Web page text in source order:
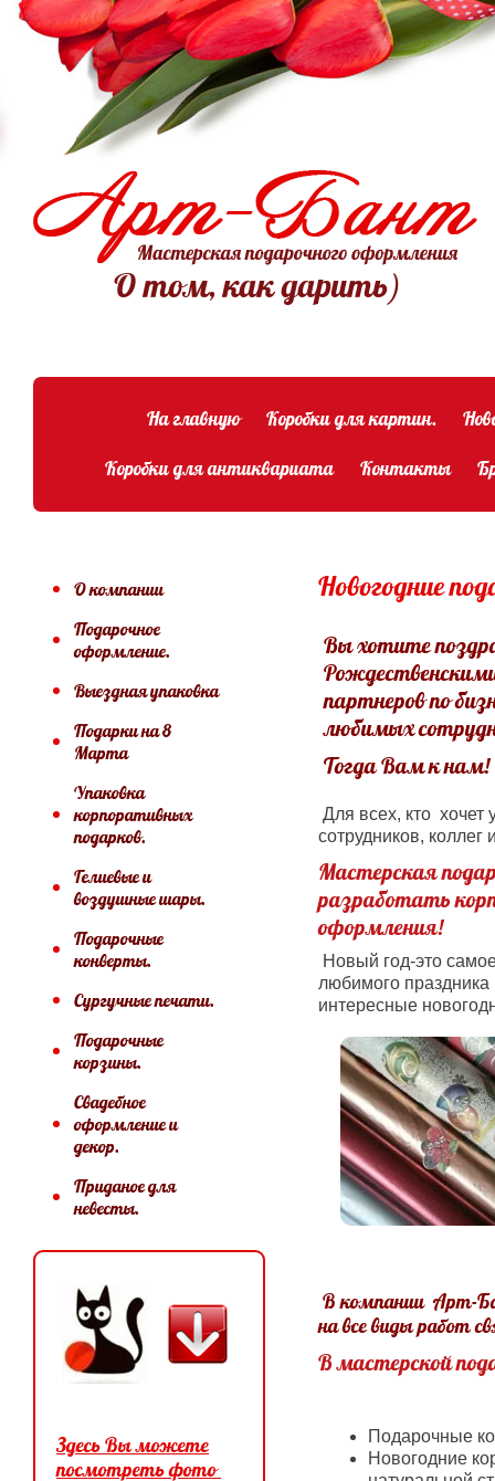
О том, как дарить)
На главную Коробки для картин.
Коробки для антиквариата Контакты
О компании
Подарочное
оформление.
Выездная упаковка
Подарки на 8
Марта
Упаковка
корпоративных
подарков.
Гелиевые и
воздушные шары.
Подарочные
конверты.
Сургучные печати.
Подарочные
корзины.
Свадебное
оформление и
декор.
Приданое для
невесты.
Здесь Вы можете
посмотреть фото
Новогодние
Вы хотите
партнеров по
любимых
Тогда Вам к нам!
Для всех, кто хочет
сотрудников,
Мастерская
разработать
оформления!
Новый год-это
любимого
интересные
В компании Арт-
на все виды работ
В мастерской
Подарочные
Новогодние